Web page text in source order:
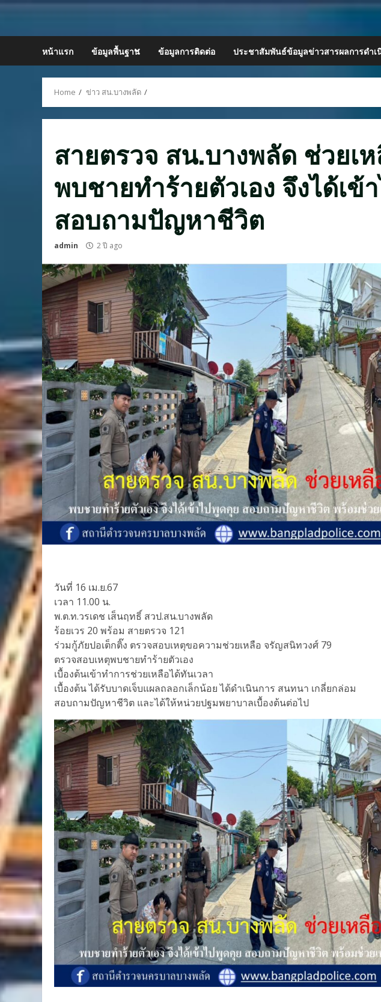
Skip
content
หน้าแรก ข้อมูลพื้นฐาน ข้อมูลการติดต่อ ประชาสัมพันธ์ข้อมูลข่าวสารผลการดำเ
Home ข่าว สน.บางพลัด
สายตรวจ สน.บางพลัด ช่วยเ
พบชายทำร้ายตัวเอง จึงได้เข้
สอบถามปัญหาชีวิต
admin 2 ปี ago
วันที่ 16 เม.ย.67
เวลา 11.00 น.
พ.ต.ท.วรเดช เส็นฤทธิ์ สวป.สน.บางพลัด
ร้อยเวร 20 พร้อม สายตรวจ 121
ร่วมกู้ภัยปอเต็กติ๊ง ตรวจสอบเหตุขอความช่วยเหลือ จรัญสนิทวงศ์ 79
ตรวจสอบเหตุพบชายทำร้ายตัวเอง
เบื้องต้นเข้าทำการช่วยเหลือได้ทันเวลา
เบื้องต้น ได้รับบาดเจ็บแผลถลอกเล็กน้อย ได้ดำเนินการ สนทนา เกลี่ยกล่อม
สอบถามปัญหาชีวิต และได้ให้หน่วยปฐมพยาบาลเบื้องต้นต่อไป